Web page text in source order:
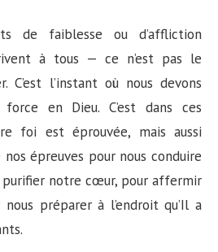
de faiblesse ou d’affliction
à tous — ce n’est pas le
C’est l’instant où nous devons
en Dieu. C’est dans ces
foi est éprouvée, mais aussi
épreuves pour nous conduire
purifier notre cœur, pour affermir
préparer à l’endroit qu’Il a